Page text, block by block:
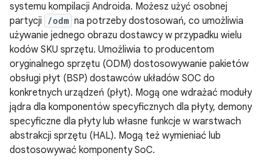
systemu kompilacji Androida. Możesz użyć osobnej
partycji
/odm na potrzeby dostosowań, co umożliwia
używanie jednego obrazu dostawcy w przypadku wielu
kodów SKU sprzętu. Umożliwia to producentom
oryginalnego sprzętu (ODM) dostosowywanie pakietów
obsługi płyt (BSP) dostawców układów SOC do
konkretnych urządzeń (płyt). Mogą one wdrażać moduły
jądra dla komponentów specyficznych dla płyty, demony
specyficzne dla płyty lub własne funkcje w warstwach
abstrakcji sprzętu (HAL). Mogą też wymieniać lub
dostosowywać komponenty SoC.